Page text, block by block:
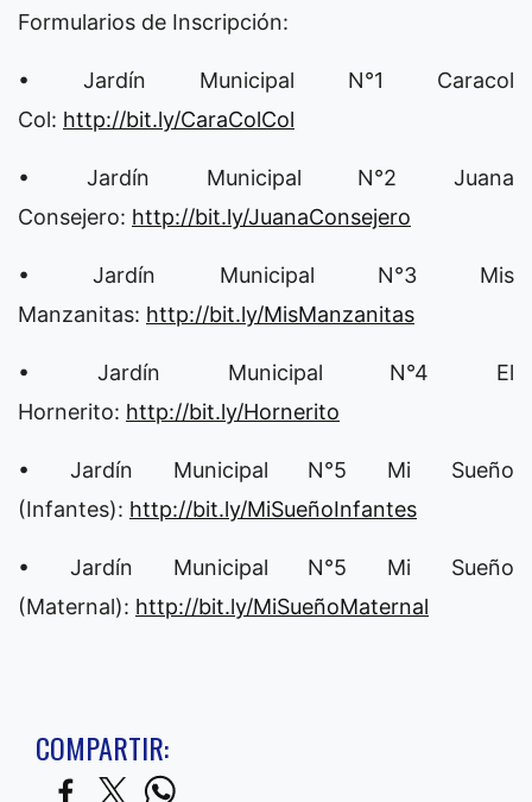
Formularios de Inscripción:
• Jardín Municipal N°1 Caracol
Col: http://bit.ly/CaraColCol
• Jardín Municipal N°2 Juana
Consejero: http://bit.ly/JuanaConsejero
• Jardín Municipal N°3 Mis
Manzanitas: http://bit.ly/MisManzanitas
• Jardín Municipal N°4 El
Hornerito: http://bit.ly/Hornerito
• Jardín Municipal N°5 Mi Sueño
(Infantes): http://bit.ly/MiSueñoInfantes
• Jardín Municipal N°5 Mi Sueño
(Maternal): http://bit.ly/MiSueñoMaternal
COMPARTIR: